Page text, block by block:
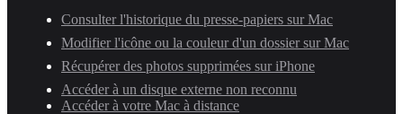
Consulter l'historique du presse-papiers sur Mac
Modifier l'icône ou la couleur d'un dossier sur Mac
Récupérer des photos supprimées sur iPhone
Accéder à un disque externe non reconnu
Accéder à votre Mac à distance